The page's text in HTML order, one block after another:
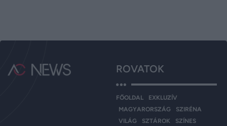
ROVATOK
FŐOLDAL
EXKLUZÍV
MAGYARORSZÁG
SZIRÉNA
VILÁG
SZTÁROK
SZÍNES